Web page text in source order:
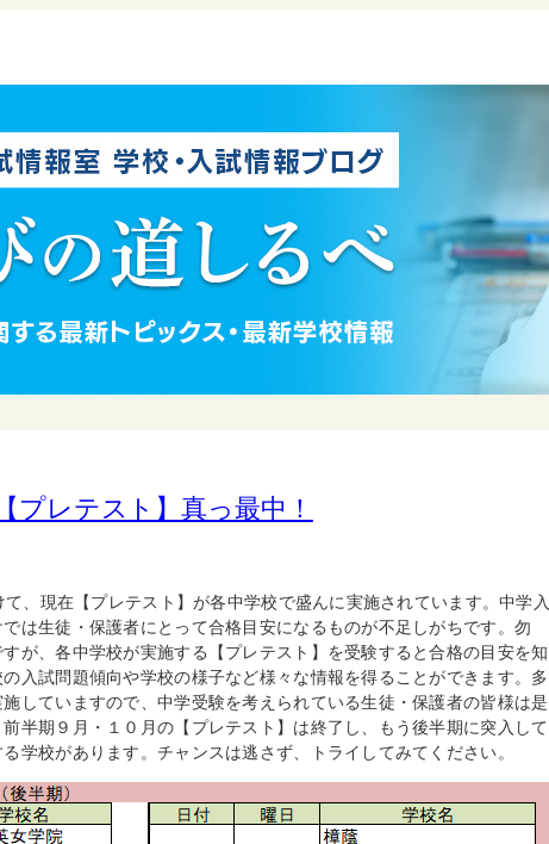
レテスト】真っ最中！
、現在【プレテスト】が各中学校で盛んに実施されています。中学入
は生徒・保護者にとって合格目安になるものが不足しがちです。勿
が、各中学校が実施する【プレテスト】を受験すると合格の目安を知
入試問題傾向や学校の様子など様々な情報を得ることができます。多
していますので、中学受験を考えられている生徒・保護者の皆様は是
半期９月・１０月の【プレテスト】は終了し、もう後半期に突入して
学校があります。チャンスは逃さず、トライしてみてください。